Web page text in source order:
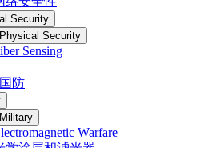
Security
Physical Security
Sensing
防
Military
Warfare